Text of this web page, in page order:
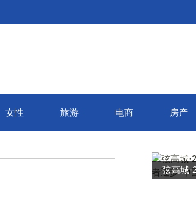
女性 旅游 电商 房产
弦高城·2025